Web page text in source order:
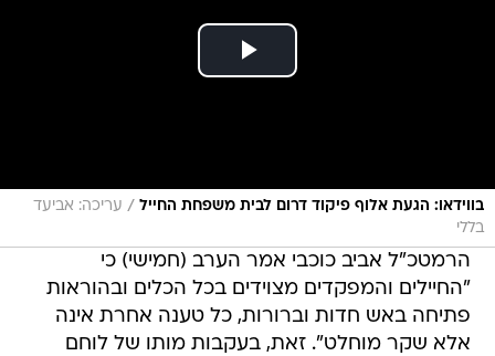
בווידאו: הגעת אלוף פיקוד דרום לבית משפחת החייל / עריכה: אביעד
בללי
הרמטכ"ל אביב כוכבי אמר הערב (חמישי) כי
"החיילים והמפקדים מצוידים בכל הכלים ובהוראות
פתיחה באש חדות וברורות, כל טענה אחרת אינה
אלא שקר מוחלט". זאת, בעקבות מותו של לוחם